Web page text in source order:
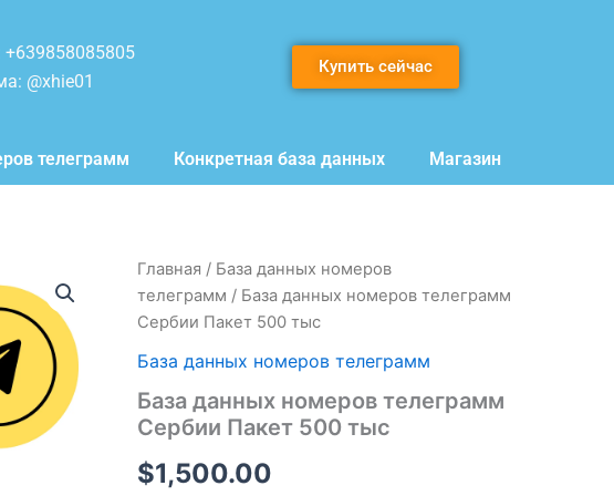
+639858085805
@xhie01
Купить сейчас
телеграмм Конкретная база данных Магазин
Главная / База данных номеров
телеграмм / База данных номеров телеграмм
Сербии Пакет 500 тыс
База данных номеров телеграмм
База данных номеров телеграмм
Сербии Пакет 500 тыс
$1,500.00
Количество
данных
номеров
телеграмм
Сербии
Пакет
тыс